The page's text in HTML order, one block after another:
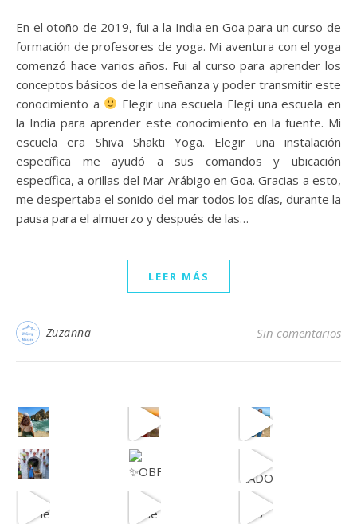
En el otoño de 2019, fui a la India en Goa para un curso de
formación de profesores de yoga. Mi aventura con el yoga
comenzó hace varios años. Fui al curso para aprender los
conceptos básicos de la enseñanza y poder transmitir este
conocimiento a
Elegir una escuela Elegí una escuela en
la India para aprender este conocimiento en la fuente. Mi
escuela era Shiva Shakti Yoga. Elegir una instalación
específica me ayudó a sus comandos y ubicación
específica, a orillas del Mar Arábigo en Goa. Gracias a esto,
me despertaba el sonido del mar todos los días, durante la
pausa para el almuerzo y después de las…
LEER MÁS
Zuzanna Sin comentarios
TRAKTUJ KAŻDĄ MYŚL JAK INWESTYCJĘ
Ta myśl żyje
Dziś mój setny dzień medytacji
Czuję ogromną
Celebrujemy Nowy Rok Astrologiczny
Z tej okaz
Dziś celebrujemy Międzynarodowy Dzień Kobiet
K
OBFITOŚĆ
Ten weekend mogę podsumować właśnie t
RADOŚĆ
Co zobaczyć w Hiszpanii w 2023 roku?
Hiszpan